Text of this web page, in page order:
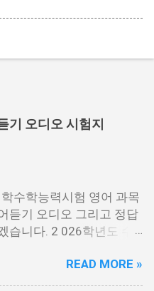
기 오디오 시험지
수학능력시험 영어 과목
듣기 오디오 그리고 정답
습니다. 2 026학년도 수
하는데요. 2026년에 대학
이 보는 시험입니다. 시험
READ MORE »